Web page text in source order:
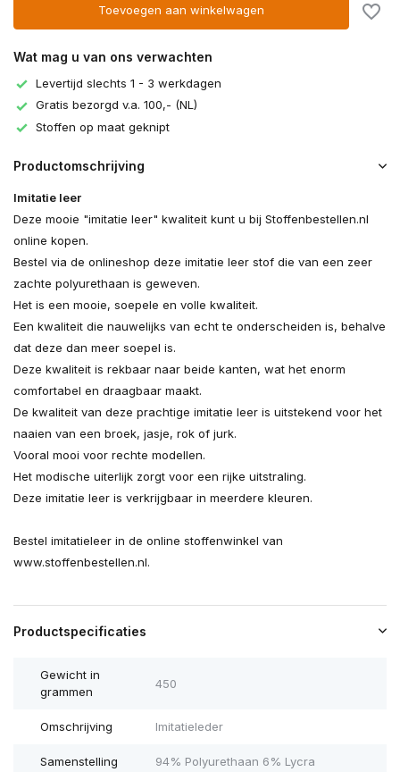
Toevoegen aan winkelwagen
Wat mag u van ons verwachten
Levertijd slechts 1 - 3 werkdagen
Gratis bezorgd v.a. 100,- (NL)
Stoffen op maat geknipt
Productomschrijving
Imitatie leer
Deze mooie "imitatie leer" kwaliteit kunt u bij Stoffenbestellen.nl
online kopen.
Bestel via de onlineshop deze imitatie leer stof die van een zeer
zachte polyurethaan is geweven.
Het is een mooie, soepele en volle kwaliteit.
Een kwaliteit die nauwelijks van echt te onderscheiden is, behalve
dat deze dan meer soepel is.
Deze kwaliteit is rekbaar naar beide kanten, wat het enorm
comfortabel en draagbaar maakt.
De kwaliteit van deze prachtige imitatie leer is uitstekend voor het
naaien van een broek, jasje, rok of jurk.
Vooral mooi voor rechte modellen.
Het modische uiterlijk zorgt voor een rijke uitstraling.
Deze imitatie leer is verkrijgbaar in meerdere kleuren.
Bestel imitatieleer in de online stoffenwinkel van
www.stoffenbestellen.nl.
Productspecificaties
Gewicht in
grammen
450
Omschrijving Imitatieleder
Samenstelling 94% Polyurethaan 6% Lycra